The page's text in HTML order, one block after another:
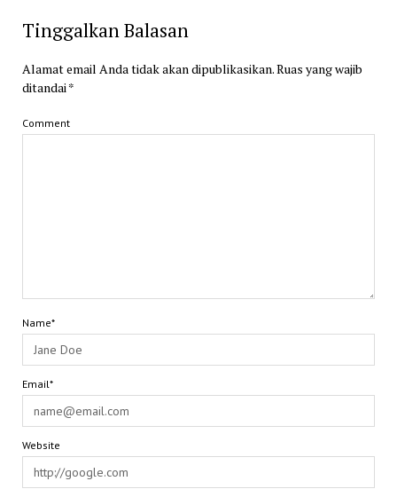
Tinggalkan Balasan
Alamat email Anda tidak akan dipublikasikan.Ruas yang wajib
ditandai *
Comment
Name*
Email*
Website